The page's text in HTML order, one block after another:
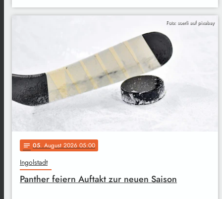
Foto: soerli auf pixabay
notes 05. August 2026 05:00
Ingolstadt
Panther feiern Auftakt zur neuen Saison